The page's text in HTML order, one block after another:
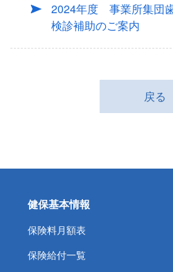
2024年度 事業所集団
検診補助のご案内
戻る
健保基本情報
保険料月額表
保険給付一覧